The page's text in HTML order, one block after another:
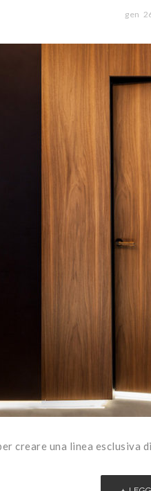
gen
creare una linea esclusiva